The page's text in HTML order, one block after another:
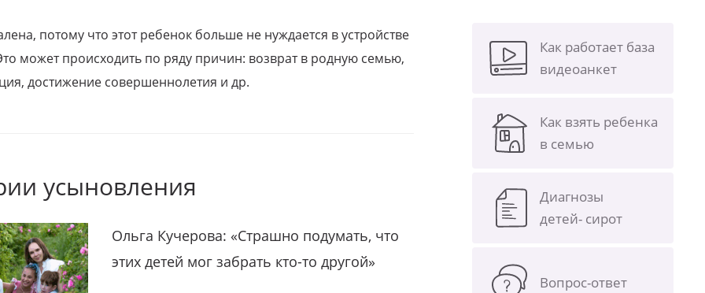
потому что этот ребенок больше не нуждается в устройстве
может происходить по ряду причин: возврат в родную семью,
достижение совершеннолетия и др.
усыновления
Ольга Кучерова: «Страшно подумать, что
этих детей мог забрать кто-то другой»
Как работает база
видеоанкет
Как взять ребенка
в семью
Диагнозы
детей- сирот
Вопрос-ответ